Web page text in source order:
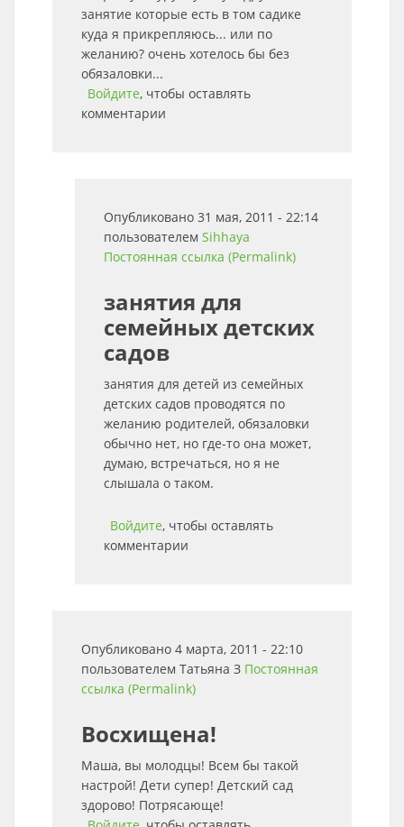
занятие которые есть в том садике
куда я прикрепляюсь... или по
желанию? очень хотелось бы без
обязаловки...
Войдите, чтобы оставлять
комментарии
Опубликовано 31 мая, 2011 - 22:14
пользователем Sihhaya
Постоянная ссылка (Permalink)
занятия для
семейных детских
садов
занятия для детей из семейных
детских садов проводятся по
желанию родителей, обязаловки
обычно нет, но где-то она может,
думаю, встречаться, но я не
слышала о таком.
Войдите, чтобы оставлять
комментарии
Опубликовано 4 марта, 2011 - 22:10
пользователем Татьяна З Постоянная
ссылка (Permalink)
Восхищена!
Маша, вы молодцы! Всем бы такой
настрой! Дети супер! Детский сад
здорово! Потрясающе!